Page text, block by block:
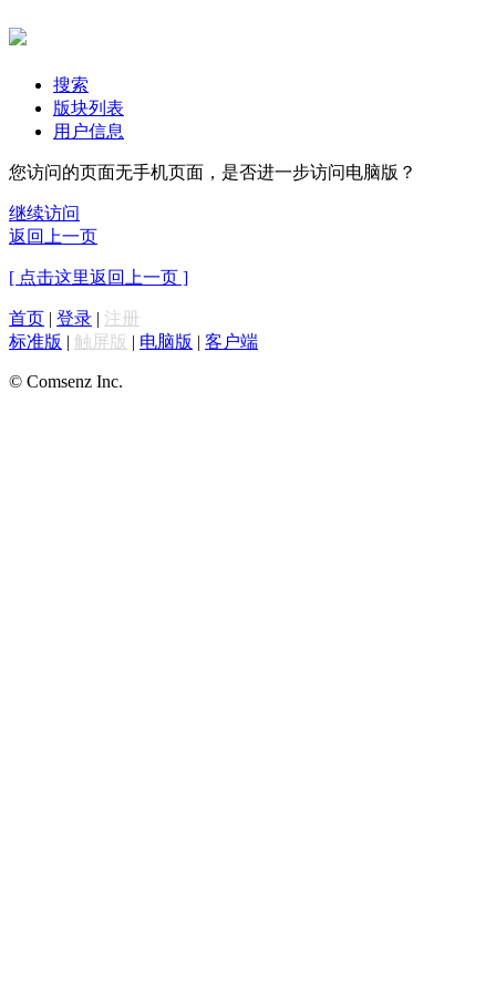
搜索
版块列表
用户信息
您访问的页面无手机页面，是否进一步访问电脑版？
继续访问
返回上一页
[ 点击这里返回上一页 ]
首页 | 登录 | 注册
标准版 | 触屏版 | 电脑版 | 客户端
© Comsenz Inc.